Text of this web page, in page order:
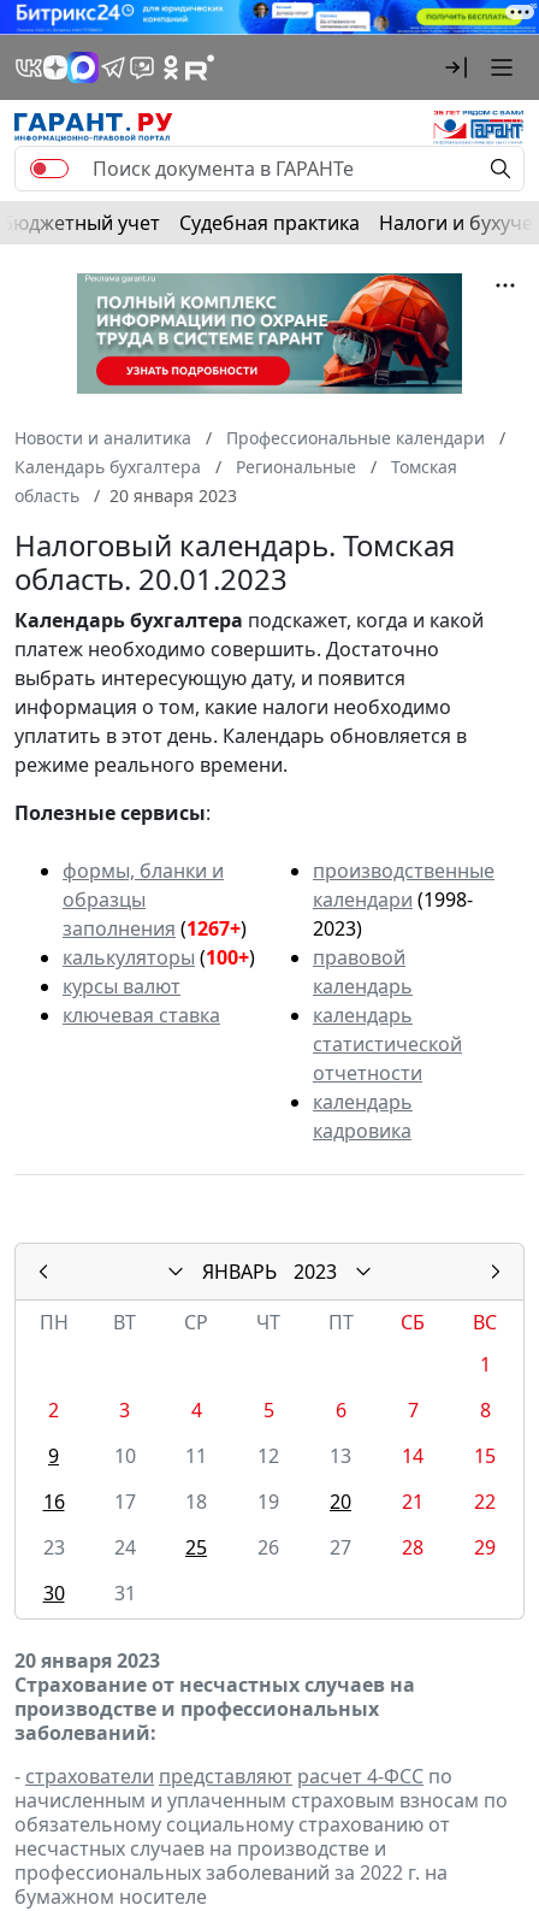
Бюджетный учет Судебная практика Налоги и
Новости и аналитика
Профессиональные календари
Календарь бухгалтера
Региональные
Томская
область
20 января 2023
Налоговый календарь. Томская
область. 20.01.2023
Календарьбухгалтера подскажет, когда и какой
платеж необходимо совершить. Достаточно
выбрать интересующую дату, и появится
информация о том, какие налоги необходимо
уплатить в этот день. Календарь обновляется в
режиме реального времени.
Полезные сервисы:
формы, бланки и
образцы
заполнения (1267+)
калькуляторы (100+)
курсы валют
ключевая ставка
производственные
календари (1998-
2023)
правовой
календарь
календарь
статистической
отчетности
календарь
кадровика
ЯНВАРЬ
2023
ПН
ВТ СР ЧТ ПТ СБ
ВС
1
2
3 4 5 6 7
8
9
10 11 12 13 14
15
16
17 18 19 20 21
22
23
24 25 26 27 28
29
30
31
20 января 2023
Страхование от несчастных случаев на
производстве и профессиональных
заболеваний:
- страхователи представляют расчет 4-ФСС по
начисленным и уплаченным страховым взносам по
обязательному социальному страхованию от
несчастных случаев на производстве и
профессиональных заболеваний за 2022 г. на
бумажном носителе